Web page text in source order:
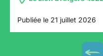
Publiée le 21 juillet 2026